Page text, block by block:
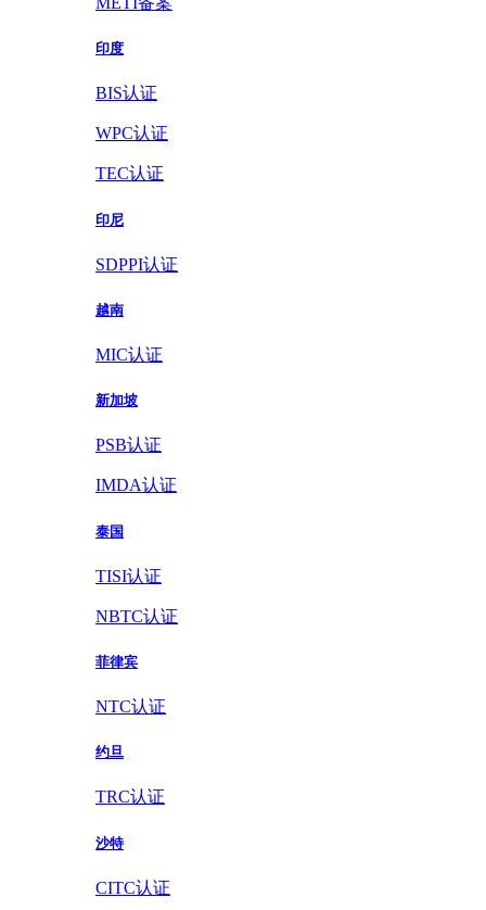
印度
BIS认证
WPC认证
TEC认证
印尼
SDPPI认证
越南
MIC认证
新加坡
PSB认证
IMDA认证
泰国
TISI认证
NBTC认证
菲律宾
NTC认证
约旦
TRC认证
沙特
CITC认证